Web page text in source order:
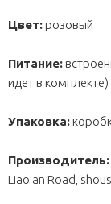
Цвет: розовый
Питание:
идет в комплекте)
Упаковка:
Производитель:
Liao an Road,